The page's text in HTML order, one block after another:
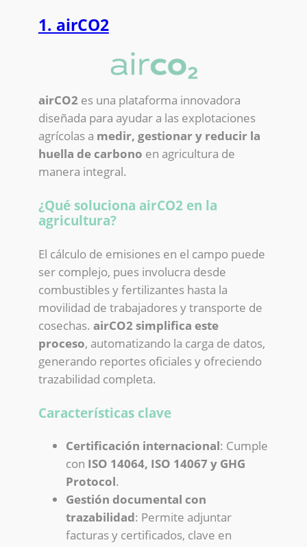
1. airCO2
airCO2 es una plataforma innovadora
diseñada para ayudar a las explotaciones
agrícolas a medir, gestionar y reducir la
huella de carbono en agricultura de
manera integral.
¿Qué soluciona airCO2 en la
agricultura?
El cálculo de emisiones en el campo puede
ser complejo, pues involucra desde
combustibles y fertilizantes hasta la
movilidad de trabajadores y transporte de
cosechas. airCO2 simplifica este
proceso, automatizando la carga de datos,
generando reportes oficiales y ofreciendo
trazabilidad completa.
Características clave
Certificación internacional: Cumple
con ISO 14064, ISO 14067 y GHG
Protocol.
Gestión documental con
trazabilidad: Permite adjuntar
facturas y certificados, clave en